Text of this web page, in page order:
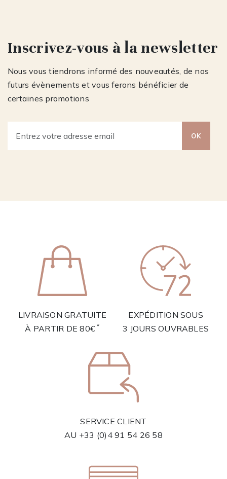
Inscrivez-vous à la newsletter
Nous vous tiendrons informé des nouveautés, de nos
futurs évènements et vous ferons bénéficier de
certaines promotions
OK
LIVRAISON GRATUITE
À PARTIR DE 80€ *
EXPÉDITION SOUS
3 JOURS OUVRABLES
SERVICE CLIENT
AU +33 (0)4 91 54 26 58